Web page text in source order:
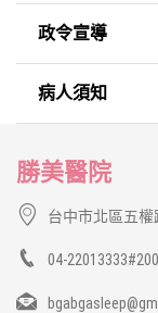
政令宣導
病人須知
勝美醫院
台中市北區五權
04-22013333#200